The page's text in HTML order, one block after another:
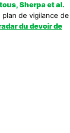
Sherpa et al.
de vigilance de
du devoir de